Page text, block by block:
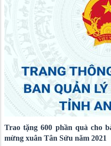
Trao tặng 600 phần quà cho
mừng xuân Tân Sửu năm 2021